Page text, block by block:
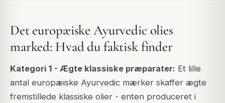
Det europæiske Ayurvedic olies
marked: Hvad du faktisk finder
Kategori 1 - Ægte klassiske præparater: Et lille
antal europæiske Ayurvedic mærker skaffer ægte
fremstillede klassiske olier - enten produceret i